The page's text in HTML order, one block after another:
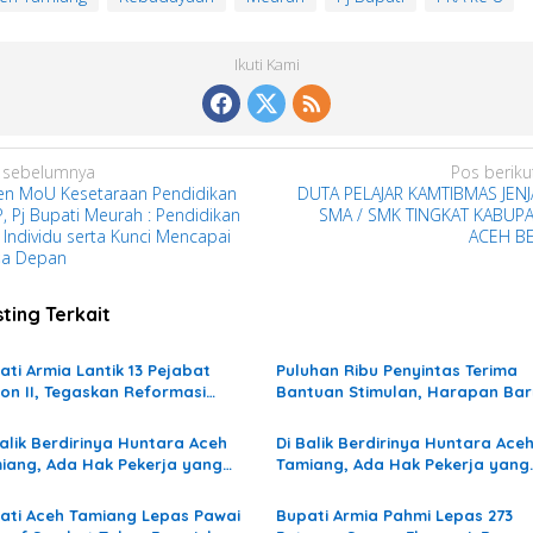
Ikuti Kami
MoU Kesetaraan Pendidikan
Pj Bupati Meurah : Pendidikan
Individu serta Kunci Mencapai
Depan
Pos
DUTA PELAJAR KAMTIBMAS
SMA / SMK TINGKAT
ACEH
Terkait
Armia Lantik 13 Pejabat
II, Tegaskan Reformasi
Lebih Baik
Puluhan Ribu Penyintas Terima
Bantuan Stimulan, Harapan
Berdirinya Huntara Aceh
Ada Hak Pekerja yang
Di Balik Berdirinya Huntara Aceh
Tamiang, Ada Hak Pekerja yang
Aceh Tamiang Lepas Pawai
Bupati Armia Pahmi Lepas 273